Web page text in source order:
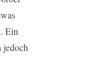
Ein
jedoch